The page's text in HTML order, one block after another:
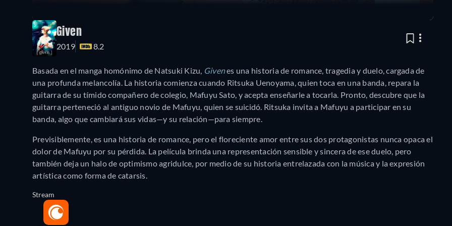
Given
2019 8.2
Basada en el manga homónimo de Natsuki Kizu, Givenes una historia de romance, tragedia y duelo, cargada de
una profunda melancolía. La historia comienza cuando Ritsuka Uenoyama, quien toca en una banda, repara la
guitarra de su tímido compañero de colegio, Mafuyu Sato, y acepta enseñarle a tocarla. Pronto, descubre que la
guitarra perteneció al antiguo novio de Mafuyu, quien se suicidó. Ritsuka invita a Mafuyu a participar en su
banda, algo que cambiará sus vidas—y su relación—para siempre.
Previsiblemente, es una historia de romance, pero el floreciente amor entre sus dos protagonistas nunca opaca el
dolor de Mafuyu por su pérdida. La película brinda una representación sensible y sincera de ese duelo, pero
también deja un halo de optimismo agridulce, por medio de su historia entrelazada con la música y la expresión
artística como forma de catarsis.
Stream